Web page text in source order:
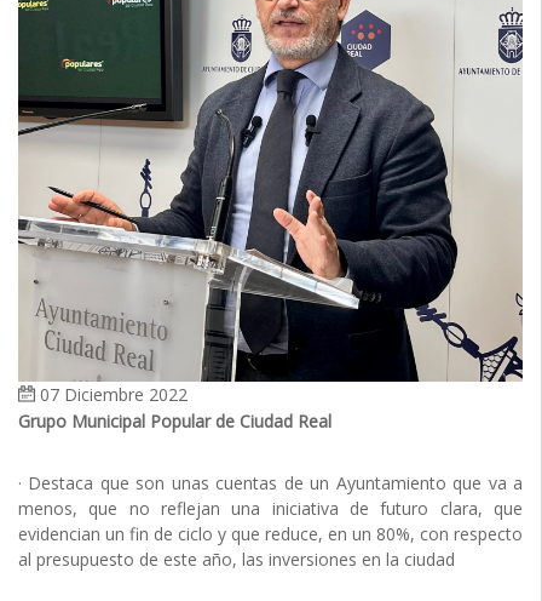
07 Diciembre 2022
Grupo Municipal Popular de Ciudad Real
· Destaca que son unas cuentas de un Ayuntamiento que va a
menos, que no reflejan una iniciativa de futuro clara, que
evidencian un fin de ciclo y que reduce, en un 80%, con respecto
al presupuesto de este año, las inversiones en la ciudad